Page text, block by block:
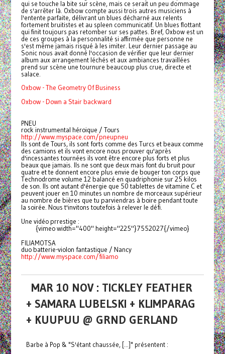
qui se touche la bite sur scène, mais ce serait un peu dommage
de s'arrêter là. Oxbow compte aussi trois autres musiciens à
l'entente parfaite, délivrant un blues décharné aux relents
fortement bruitistes et au spleen communicatif. Un blues flottant
qui finit toujours pas retomber sur ses pattes. Bref, Oxbow est un
de ces groupes à la personnalité si affirmée que personne ne
s'est même jamais risqué à les imiter. Leur dernier passage au
Sonic nous avait donné l'occasion de vérifier que leur dernier
album aux arrangement léchés et aux ambiances travaillées
prend sur scène une tournure beaucoup plus crue, directe et
salace.
Oxbow - The Geometry Of Business
Oxbow - Down a Stair backward
PNEU
rock instrumental héroique / Tours
http://www.myspace.com/pneupneu
Ils sont de Tours, ils sont forts comme des Turcs et beaux comme
des camions et ils vont encore nous prouver qu'après
d'incessantes tournées ils vont être encore plus forts et plus
beaux que jamais. Ils ne sont que deux mais font du bruit pour
quatre et te donnent encore plus envie de bouger ton corps que
Technodrome volume 12 balancé en quadriphonie sur 25 kilos
de son. Ils ont autant d'énergie que 50 tablettes de vitamine C et
peuvent jouer en 10 minutes un nombre de morceaux supérieur
au nombre de bières que tu parviendras à boire pendant toute
la soirée. Nous t'invitons toutefois à relever le défi.
Une vidéo prrestige :
{vimeo width="400" height="225"}7552027{/vimeo}
FILIAMOTSA
duo batterie-violon fantastique / Nancy
http://www.myspace.com/filiamo
MAR 10 NOV : TICKLEY FEATHER
+ SAMARA LUBELSKI + KLIMPARAG
+ KUUPUU @ GRND GERLAND
Barbe à Pop & "S'étant chaussée, [...]" présentent :